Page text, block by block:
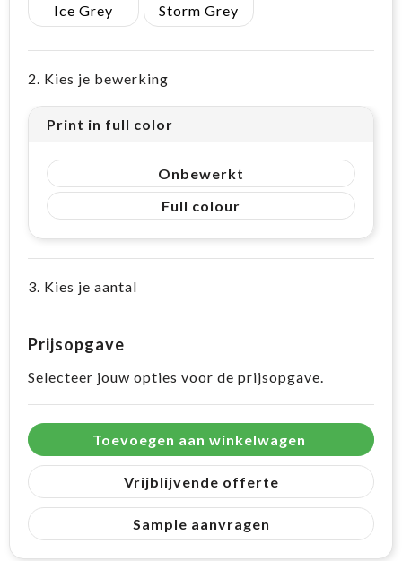
Ice Grey Storm Grey
2. Kies je bewerking
Print in full color
Onbewerkt
Full colour
3. Kies je aantal
Prijsopgave
Selecteer jouw opties voor de prijsopgave.
Toevoegen aan winkelwagen
Vrijblijvende offerte
Sample aanvragen